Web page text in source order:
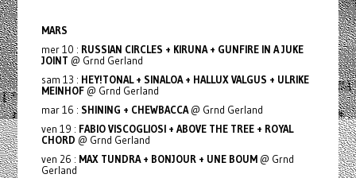
MARS
mer 10 : RUSSIAN CIRCLES + KIRUNA + GUNFIRE IN A JUKE
JOINT @ Grnd Gerland
sam 13 : HEY!TONAL + SINALOA + HALLUX VALGUS + ULRIKE
MEINHOF@ Grnd Gerland
mar 16 : SHINING + CHEWBACCA@ Grnd Gerland
ven 19 : FABIO VISCOGLIOSI + ABOVE THE TREE + ROYAL
CHORD @ Grnd Gerland
ven 26 : MAX TUNDRA + BONJOUR + UNE BOUM@ Grnd
Gerland